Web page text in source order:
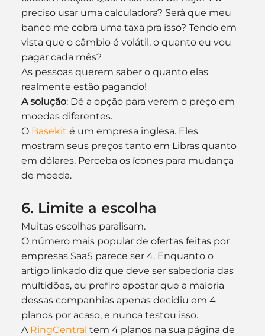
preciso usar uma calculadora? Será que meu
banco me cobra uma taxa pra isso? Tendo em
vista que o câmbio é volátil, o quanto eu vou
pagar cada mês?
As pessoas querem saber o quanto elas
realmente estão pagando!
A solução: Dê a opção para verem o preço em
moedas diferentes.
O Basekit é um empresa inglesa. Eles
mostram seus preços tanto em Libras quanto
em dólares. Perceba os ícones para mudança
de moeda.
6. Limite a escolha
Muitas escolhas paralisam.
O número mais popular de ofertas feitas por
empresas SaaS parece ser 4. Enquanto o
artigo linkado diz que deve ser sabedoria das
multidões, eu prefiro apostar que a maioria
dessas companhias apenas decidiu em 4
planos por acaso, e nunca testou isso.
A RingCentral tem 4 planos na sua página de